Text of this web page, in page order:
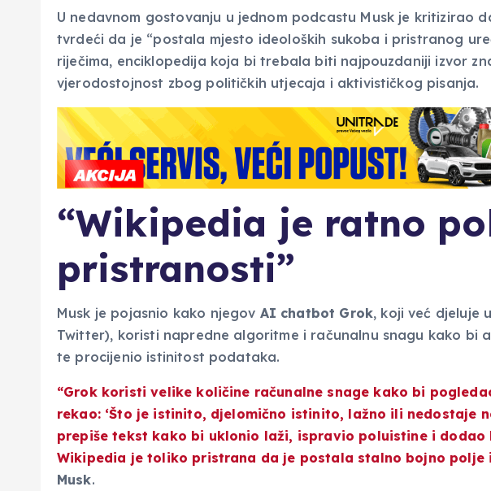
U nedavnom gostovanju u jednom podcastu Musk je kritizirao
tvrdeći da je “postala mjesto ideoloških sukoba i pristranog
riječima, enciklopedija koja bi trebala biti najpouzdaniji izvor
vjerodostojnost zbog političkih utjecaja i aktivističkog pisanja.
“Wikipedia je ratno
pristranosti”
Musk je pojasnio kako njegov AI chatbot Grok, koji već djeluje
Twitter), koristi napredne algoritme i računalnu snagu kako bi
te procijenio istinitost podataka.
“Grok koristi velike količine računalne snage kako bi
rekao: ‘Što je istinito, djelomično istinito, lažno ili nedostaje
prepiše tekst kako bi uklonio laži, ispravio poluistine i
Wikipedia je toliko pristrana da je postala stalno bojno polje
Musk.